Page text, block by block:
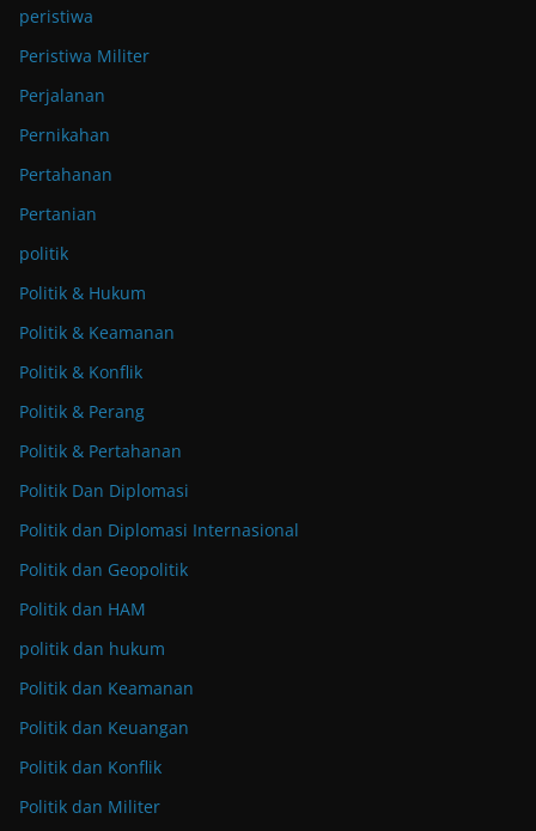
peristiwa
Peristiwa Militer
Perjalanan
Pernikahan
Pertahanan
Pertanian
politik
Politik & Hukum
Politik & Keamanan
Politik & Konflik
Politik & Perang
Politik & Pertahanan
Politik Dan Diplomasi
Politik dan Diplomasi Internasional
Politik dan Geopolitik
Politik dan HAM
politik dan hukum
Politik dan Keamanan
Politik dan Keuangan
Politik dan Konflik
Politik dan Militer